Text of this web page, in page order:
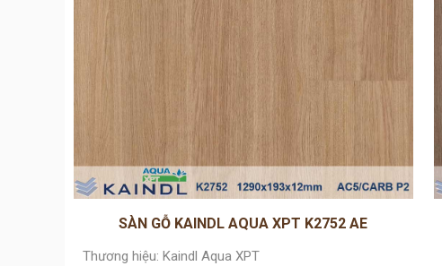
SÀN GỖ KAINDL AQUA XPT K2752 AE
Thương hiệu: Kaindl Aqua XPT